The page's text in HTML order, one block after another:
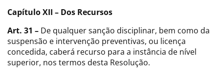
Capítulo XII – Dos Recursos
Art. 31 – De qualquer sanção disciplinar, bem como da
suspensão e intervenção preventivas, ou licença
concedida, caberá recurso para a instância de nível
superior, nos termos desta Resolução.